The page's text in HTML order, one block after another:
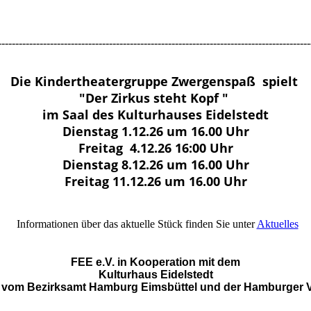
Die Kindertheatergruppe Zwergenspaß spielt
"Der Zirkus steht Kopf "
im Saal des Kulturhauses Eidelstedt
Dienstag 1.12.26 um 16.00 Uhr
Freitag 4.12.26 16:00 Uhr
Dienstag 8.12.26 um 16.00 Uhr
Freitag 11.12.26 um 16.00 Uhr
Informationen über das aktuelle Stück finden Sie unterAktuelles
FEE e.V. in Kooperation mit dem
Kulturhaus Eidelstedt
Bezirksamt Hamburg Eimsbüttel und der Hamburger